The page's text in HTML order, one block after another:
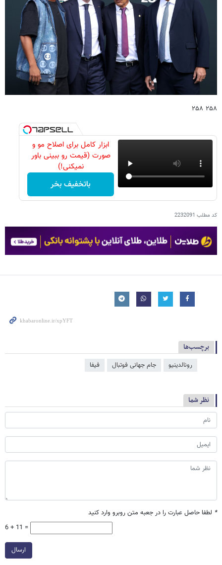
۲۵۸ ۲۵۸
ابزار کامل برای اصلاح مو و
صورت (قیمت رو ببینی باور
نمیکنی!)
باتخفیف بخر
کد مطلب 2232091
برچسب‌ها
رونالدینیو جام جهانی فوتبال فیفا
نظر شما
* لطفا حاصل عبارت را در جعبه متن روبرو وارد کنید
6 + 11 =
ارسال